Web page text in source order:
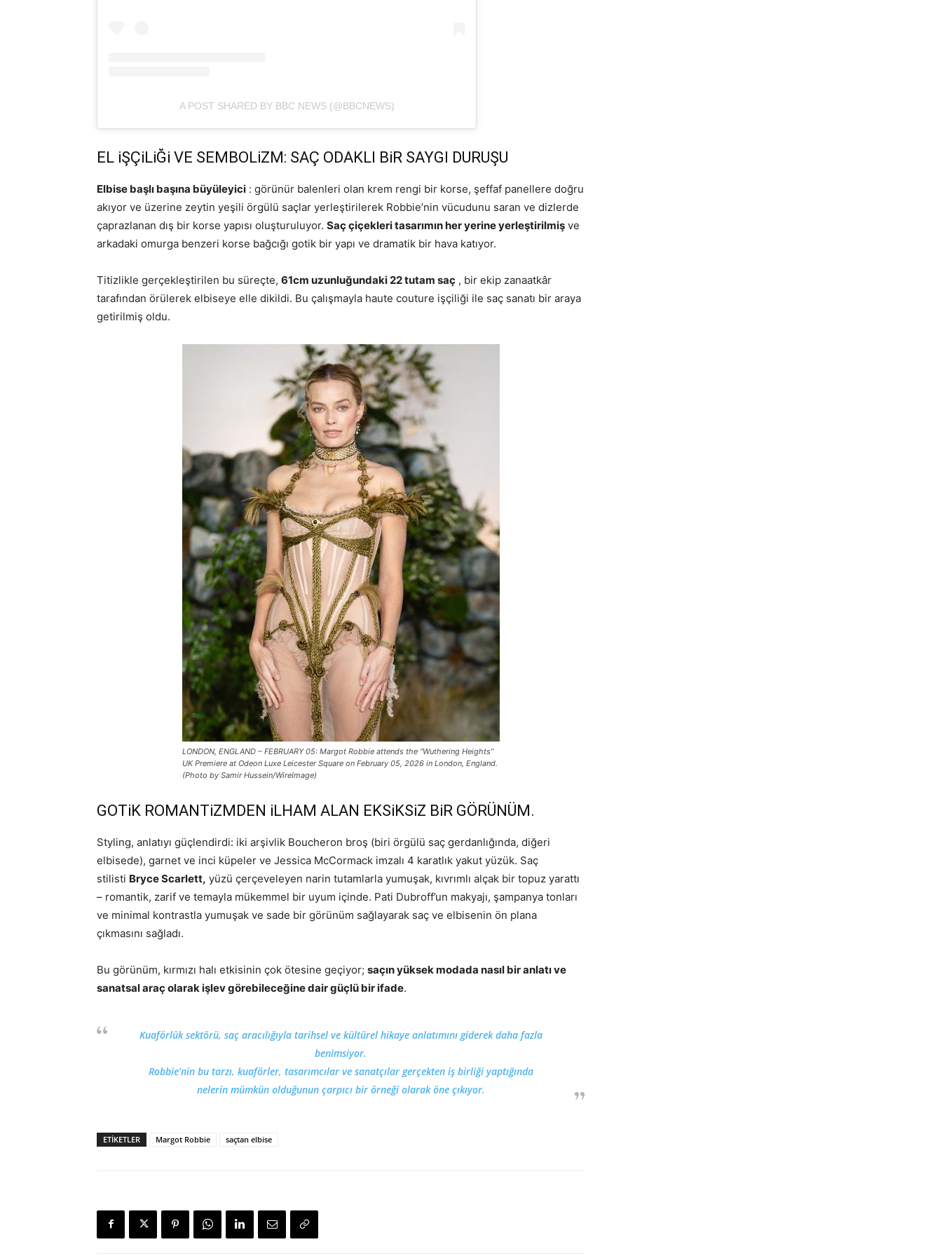
A POST SHARED BY BBC NEWS (@BBCNEWS)
EL iŞÇiLiĞi VE SEMBOLiZM: SAÇ ODAKLI BiR SAYGI DURUŞU
Elbise başlı başına büyüleyici : görünür balenleri olan krem ​​rengi bir korse, şeffaf panellere doğru
akıyor ve üzerine zeytin yeşili örgülü saçlar yerleştirilerek Robbie’nin vücudunu saran ve dizlerde
çaprazlanan dış bir korse yapısı oluşturuluyor. Saç çiçekleri tasarımın her yerine yerleştirilmiş ve
arkadaki omurga benzeri korse bağcığı gotik bir yapı ve dramatik bir hava katıyor.
Titizlikle gerçekleştirilen bu süreçte, 61cm uzunluğundaki 22 tutam saç , bir ekip zanaatkâr
tarafından örülerek elbiseye elle dikildi. Bu çalışmayla haute couture işçiliği ile saç sanatı bir araya
getirilmiş oldu.
LONDON, ENGLAND – FEBRUARY 05: Margot Robbie attends the “Wuthering Heights”
UK Premiere at Odeon Luxe Leicester Square on February 05, 2026 in London, England.
(Photo by Samir Hussein/WireImage)
GOTiK ROMANTiZMDEN iLHAM ALAN EKSiKSiZ BiR GÖRÜNÜM.
Styling, anlatıyı güçlendirdi: iki arşivlik Boucheron broş (biri örgülü saç gerdanlığında, diğeri
elbisede), garnet ve inci küpeler ve Jessica McCormack imzalı 4 karatlık yakut yüzük. Saç
stilisti Bryce Scarlett, yüzü çerçeveleyen narin tutamlarla yumuşak, kıvrımlı alçak bir topuz yarattı
– romantik, zarif ve temayla mükemmel bir uyum içinde. Pati Dubroff’un makyajı, şampanya tonları
ve minimal kontrastla yumuşak ve sade bir görünüm sağlayarak saç ve elbisenin ön plana
çıkmasını sağladı.
Bu görünüm, kırmızı halı etkisinin çok ötesine geçiyor; saçın yüksek modada nasıl bir anlatı ve
sanatsal araç olarak işlev görebileceğine dair güçlü bir ifade.
Kuaförlük sektörü, saç aracılığıyla tarihsel ve kültürel hikaye anlatımını giderek daha fazla
benimsiyor.
Robbie’nin bu tarzı, kuaförler, tasarımcılar ve sanatçılar gerçekten iş birliği yaptığında
nelerin mümkün olduğunun çarpıcı bir örneği olarak öne çıkıyor.
ETIKETLER Margot Robbie saçtan elbise